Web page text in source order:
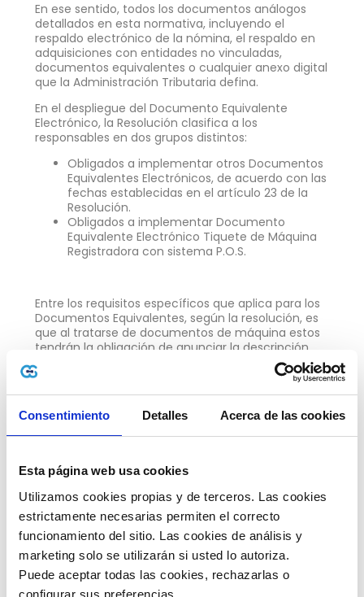
Consentimiento Detalles Acerca de las cookies
Esta página web usa cookies
Utilizamos cookies propias y de terceros. Las cookies
estrictamente necesarias permiten el correcto
funcionamiento del sitio. Las cookies de análisis y
marketing solo se utilizarán si usted lo autoriza.
Puede aceptar todas las cookies, rechazarlas o
configurar sus preferencias.
En ese sentido, todos los documentos análogos
detallados en esta normativa, incluyendo el
respaldo electrónico de la nómina, el respaldo en
adquisiciones con entidades no vinculadas,
documentos equivalentes o cualquier anexo digital
que la Administración Tributaria defina.
En el despliegue del Documento Equivalente
Electrónico, la Resolución clasifica a los
responsables en dos grupos distintos:
Obligados a implementar otros Documentos
Equivalentes Electrónicos, de acuerdo con las
fechas establecidas en el artículo 23 de la
Resolución.
Obligados a implementar Documento
Equivalente Electrónico Tiquete de Máquina
Registradora con sistema P.O.S.
Entre los requisitos específicos que aplica para los
Documentos Equivalentes, según la resolución, es
que al tratarse de documentos de máquina estos
tendrán la obligación de anunciar la descripción
especifica y los códigos que den cuenta de los
productos o servicios vendidos.
contiene las funcionalidades y/o reglas de
validación que permite cumplir con la generación,
la factura electrónica de venta, notas débito, notas
crédito e instrumentos por parte de los
facturadores electrónicos o proveedores”, así lo
señala laResoluciónexpedida por la DIAN.
Fechas de implementación
Teniendo en cuenta los ajustes relacionados en la
resolución, la validación y transmisión de estos
documentos electrónicos deben ser atendidos en